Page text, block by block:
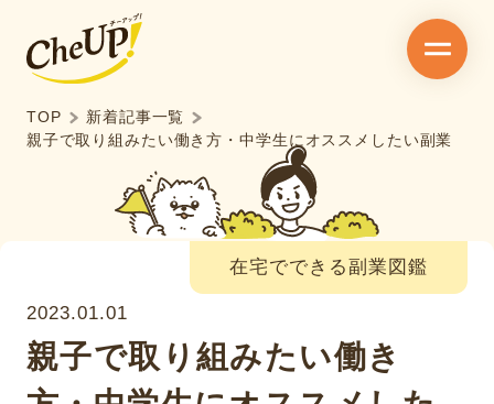
TOP
新着記事一覧
親子で取り組みたい働き方・中学生にオススメしたい副業
在宅でできる副業図鑑
2023.01.01
親子で取り組みたい働き